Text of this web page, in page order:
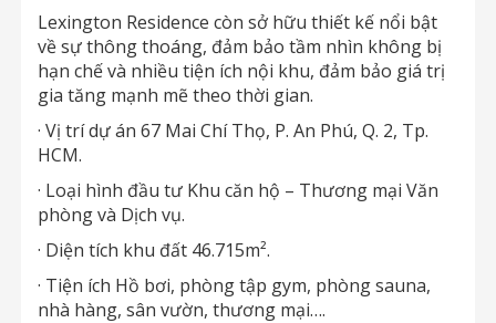
Lexington Residence còn sở hữu thiết kế nổi bật
về sự thông thoáng, đảm bảo tầm nhìn không bị
hạn chế và nhiều tiện ích nội khu, đảm bảo giá trị
gia tăng mạnh mẽ theo thời gian.
· Vị trí dự án 67 Mai Chí Thọ, P. An Phú, Q. 2, Tp.
HCM.
· Loại hình đầu tư Khu căn hộ – Thương mại Văn
phòng và Dịch vụ.
· Diện tích khu đất 46.715m².
· Tiện ích Hồ bơi, phòng tập gym, phòng sauna,
nhà hàng, sân vườn, thương mại….